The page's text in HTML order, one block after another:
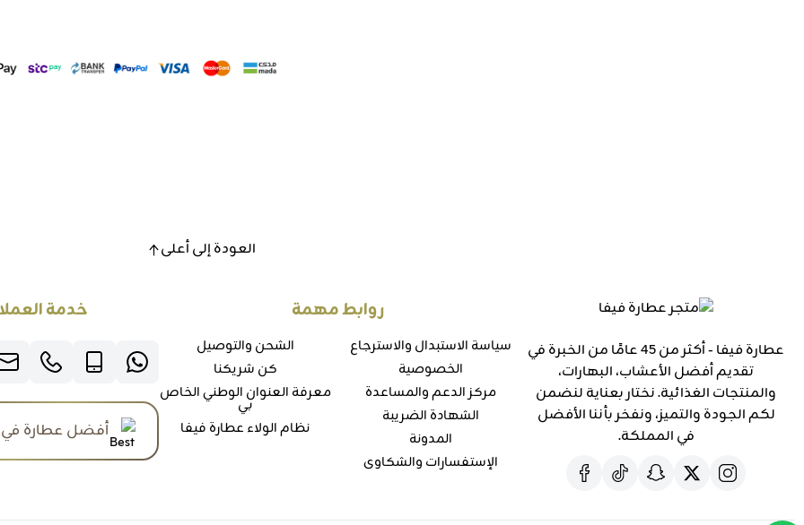
العودة إلى أعلى
عطارة فيفا - أكثر من 45 عامًا من الخبرة في
تقديم أفضل الأعشاب، البهارات،
والمنتجات الغذائية. نختار بعناية لنضمن
لكم الجودة والتميز، ونفخر بأننا الأفضل
في المملكة.
روابط مهمة
سياسة الاستبدال والاسترجاع
الخصوصية
مركز الدعم والمساعدة
الشهادة الضريبة
المدونة
الإستفسارات والشكاوي
الشحن والتوصيل
كن شريكنا
معرفة العنوان الوطني الخاص
بي
نظام الولاء عطارة فيفا
خدمة
أفضل عطارة في